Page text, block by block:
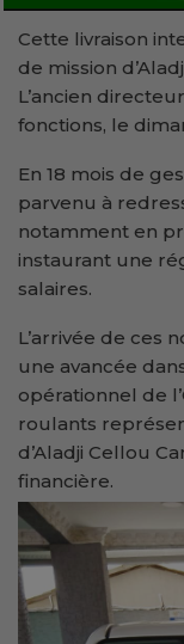
Cette livraison
de mission
L’ancien
fonctions, le
En 18 mois de
parvenu à
notamment en
instaurant une
salaires.
L’arrivée de ces
une avancée
opérationnel de
roulants
d’Aladji Cellou
financière.